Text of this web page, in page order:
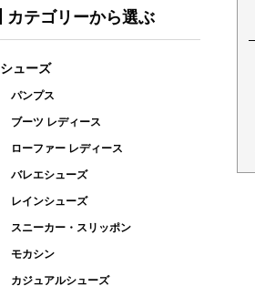
カテゴリーから選ぶ
シューズ
パンプス
ブーツ レディース
ローファー レディース
バレエシューズ
レインシューズ
スニーカー・スリッポン
モカシン
カジュアルシューズ